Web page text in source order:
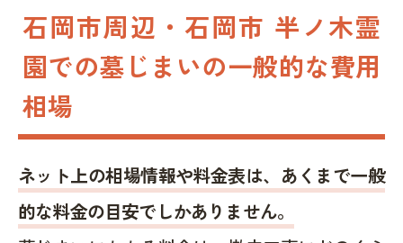
石岡市周辺・石岡市 半ノ木霊
園での墓じまいの一般的な費用
相場
ネット上の相場情報や料金表は、あくまで一般
的な料金の目安でしかありません。